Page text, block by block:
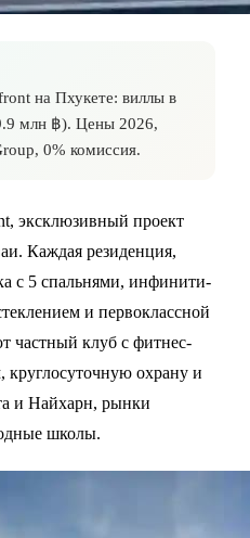
на Пхукете: виллы в
млн ฿). Цены 2026,
0% комиссия.
эксклюзивный проект
Каждая резиденция,
с 5 спальнями, инфинити-
и первоклассной
частный клуб с фитнес-
охрану и
и Найхарн, рынки
школы.